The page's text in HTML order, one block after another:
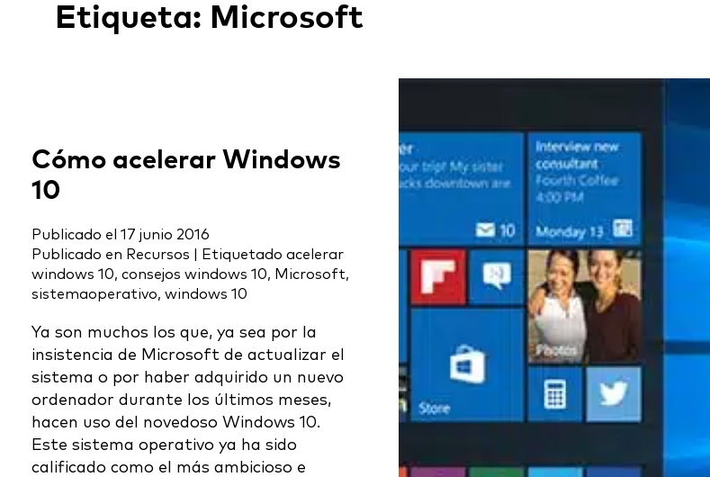
Etiqueta: Microsoft
Cómo acelerar Windows
10
Publicado el 17 junio 2016
Publicado en Recursos Etiquetado acelerar
windows 10, consejos windows 10, Microsoft,
sistemaoperativo, windows 10
Ya son muchos los que, ya sea por la
insistencia de Microsoft de actualizar el
sistema o por haber adquirido un nuevo
ordenador durante los últimos meses,
hacen uso del novedoso Windows 10.
Este sistema operativo ya ha sido
calificado como el más ambicioso e